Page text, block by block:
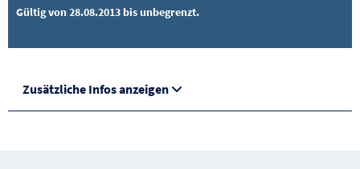
Gültig von 28.08.2013 bis unbegrenzt.
Zusätzliche Infos anzeigen